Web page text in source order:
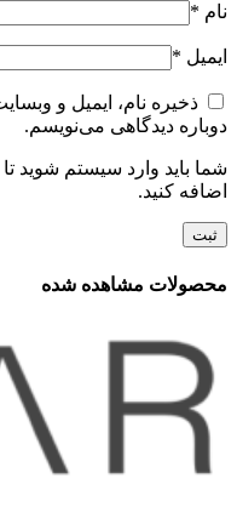
نام *
ایمیل *
ذخیره نام، ایمیل و
دوباره دیدگاهی می‌نویسم.
شما باید وارد سیستم شوید
اضافه کنید.
محصولات مشاهده شده